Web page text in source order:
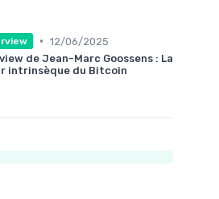
• 12/06/2025
de Jean-Marc Goossens : La
intrinsèque du Bitcoin